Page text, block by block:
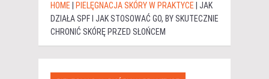
HOME PIELĘGNACJA SKÓRY W PRAKTYCE
JAK
DZIAŁA SPF I JAK STOSOWAĆ GO, BY SKUTECZNIE
CHRONIĆ SKÓRĘ PRZED SŁOŃCEM